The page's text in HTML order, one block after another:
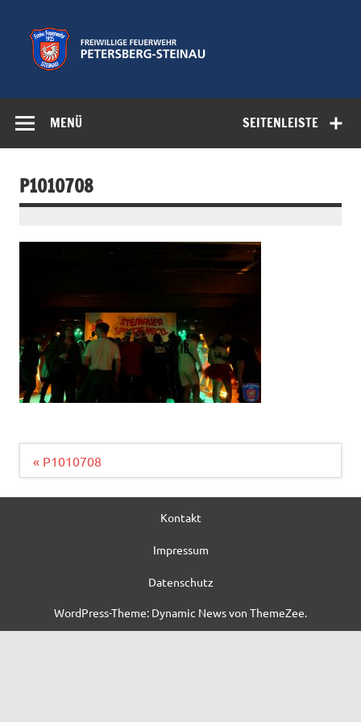
springen
Feuerwehr
Petersberg-
SEITENLEISTE
MENÜ
P1010708
Beitragsnavigation
« P1010708
Kontakt
Impressum
Datenschutz
WordPress-Theme: Dynamic News von ThemeZee.